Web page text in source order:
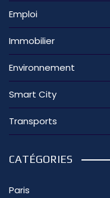
Emploi
Immobilier
Environnement
Smart City
Transports
CATÉGORIES
Paris